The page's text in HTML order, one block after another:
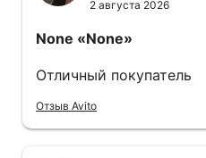
2 августа 2026
None «None»
Отличный покупатель
Отзыв Avito